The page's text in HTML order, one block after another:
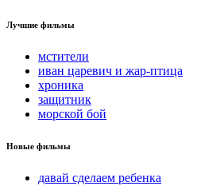
Лучшие фильмы
мстители
иван царевич и жар-птица
хроника
защитник
морской бой
Новые фильмы
давай сделаем ребенка